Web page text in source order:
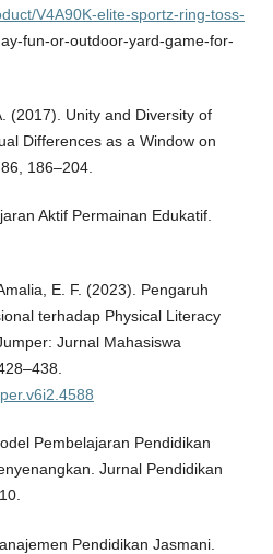
V4A90K-elite-sportz-ring-toss-
fun-or-outdoor-yard-game-for-
(2017). Unity and Diversity of
Differences as a Window on
186–204.
Aktif Permainan Edukatif.
E. F. (2023). Pengaruh
terhadap Physical Literacy
Jurnal Mahasiswa
Pembelajaran Pendidikan
Jurnal Pendidikan
Pendidikan Jasmani.